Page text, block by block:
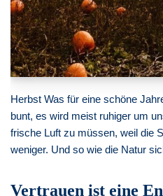
Herbst Was für eine schöne
bunt, es wird meist ruhiger um
frische Luft zu müssen, weil die
weniger. Und so wie die Natur
Vertrauen ist eine